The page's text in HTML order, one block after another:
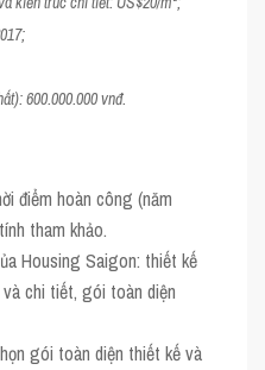
600.000.000 vnđ.
điểm hoàn công (năm
tham khảo.
Housing Saigon: thiết kế
chi tiết, gói toàn diện
gói toàn diện thiết kế và